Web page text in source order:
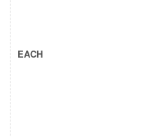
EACH